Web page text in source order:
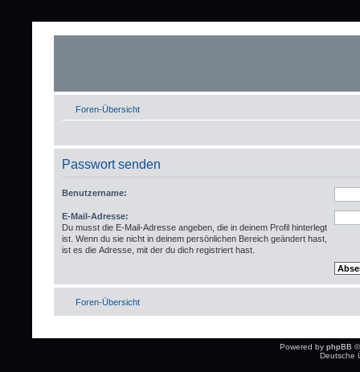
Foren-Übersicht
Passwort senden
Benutzername:
E-Mail-Adresse:
Du musst die E-Mail-Adresse angeben, die in deinem Profil hinterlegt
ist. Wenn du sie nicht in deinem persönlichen Bereich geändert hast,
ist es die Adresse, mit der du dich registriert hast.
Foren-Übersicht
Powered by phpBB
Deutsche